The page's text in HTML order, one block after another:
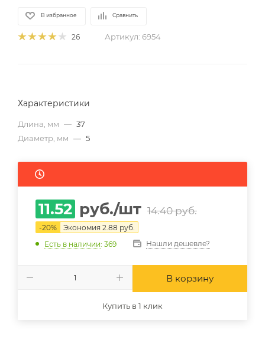
В избранное Сравнить
26 Артикул: 6954
Характеристики
Длина, мм — 37
Диаметр, мм — 5
11.52 руб./шт 14.40руб.
-20% Экономия 2.88 руб.
Есть в наличии: 369 Нашли дешевле?
В корзину
Купить в 1 клик